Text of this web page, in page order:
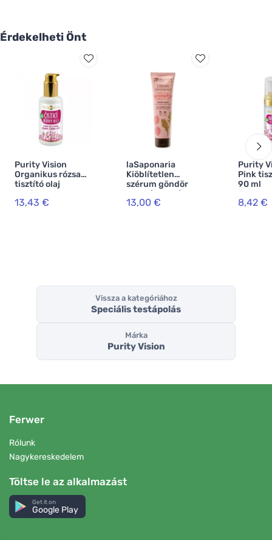
Érdekelheti Önt
Purity Vision
Organikus rózsa
tisztító olaj
argánnal,
jojobával és Vit. E
13,43 €
laSaponaria
Kiöblítetlen
szérum göndör
hajra (150 ml)
13,00 €
Purity
Pink
90 ml
8,42 €
Vissza a kategóriához
Speciális testápolás
Márka
Purity Vision
Ferwer
Rólunk
Nagykereskedelem
Töltse le az alkalmazást
Get it on
Google Play